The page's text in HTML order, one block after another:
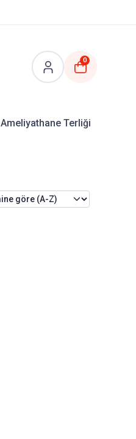
0
Ameliyathane Terliği